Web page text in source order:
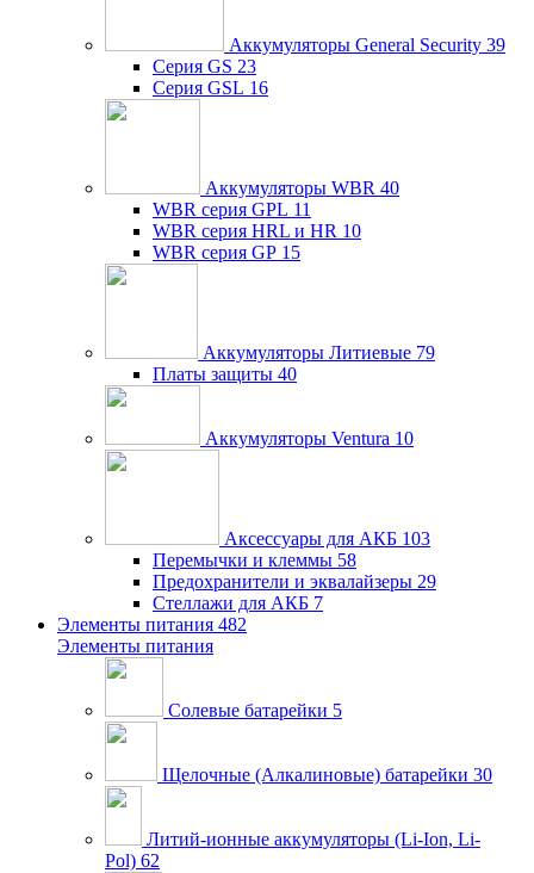
Аккумуляторы General Security 39
Серия GS 23
Серия GSL 16
Аккумуляторы WBR 40
WBR серия GPL 11
WBR серия HRL и HR 10
WBR серия GP 15
Аккумуляторы Литиевые 79
Платы защиты 40
Аккумуляторы Ventura 10
Аксессуары для АКБ 103
Перемычки и клеммы 58
Предохранители и эквалайзеры 29
Стеллажи для АКБ 7
Элементы питания 482
Элементы питания
Солевые батарейки 5
Щелочные (Алкалиновые) батарейки 30
Литий-ионные аккумуляторы (Li-Ion, Li-
Pol) 62